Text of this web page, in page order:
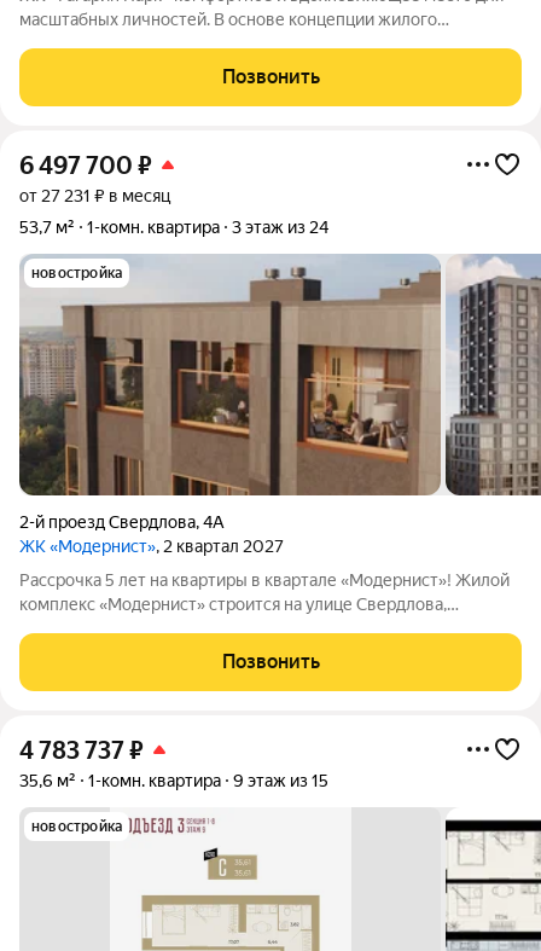
масштабных личностей. В основе концепции жилого
великого летчика-космонавта и героя СССР. Жилой квартал
«Гагарин Парк» расположился в
Позвонить
6 497 700 ₽
от 27 231 ₽ в месяц
53,7 м²
1-комн. квартира 3 этаж из 24
новостройка
2-й проезд Свердлова,4А
ЖК «Модернист», 2 квартал 2027
Рассрочка 5 лет на квартиры в квартале «Модернист»! Жилой
комплекс «Модернист» строится на улице Свердлова,
образовательному и культурному центру. Здесь каждая деталь
помогает жить, отдыхать и
Позвонить
4 783 737₽
35,6 м² 1-комн. квартира 9 этаж из 15
новостройка